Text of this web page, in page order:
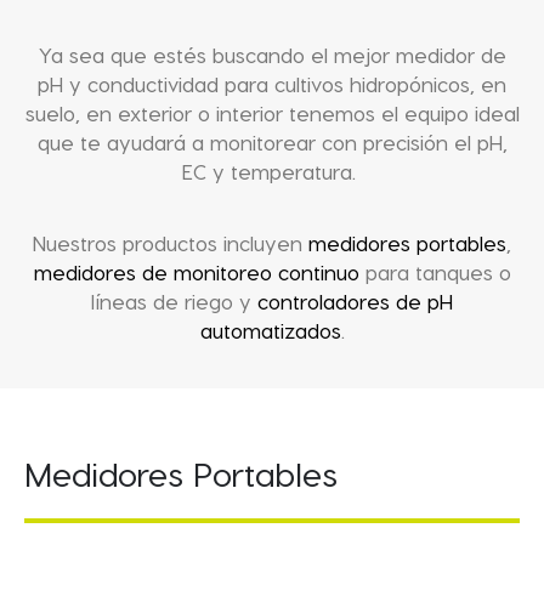
Ya sea que estés buscando el mejor medidor de
pH y conductividad para cultivos hidropónicos, en
suelo, en exterior o interior tenemos el equipo ideal
que te ayudará a monitorear con precisión el pH,
EC y temperatura.
Nuestros productos incluyen medidores portables
medidores de monitoreo continuo para tanques o
líneas de riego y controladores de pH
automatizados
Medidores Portables